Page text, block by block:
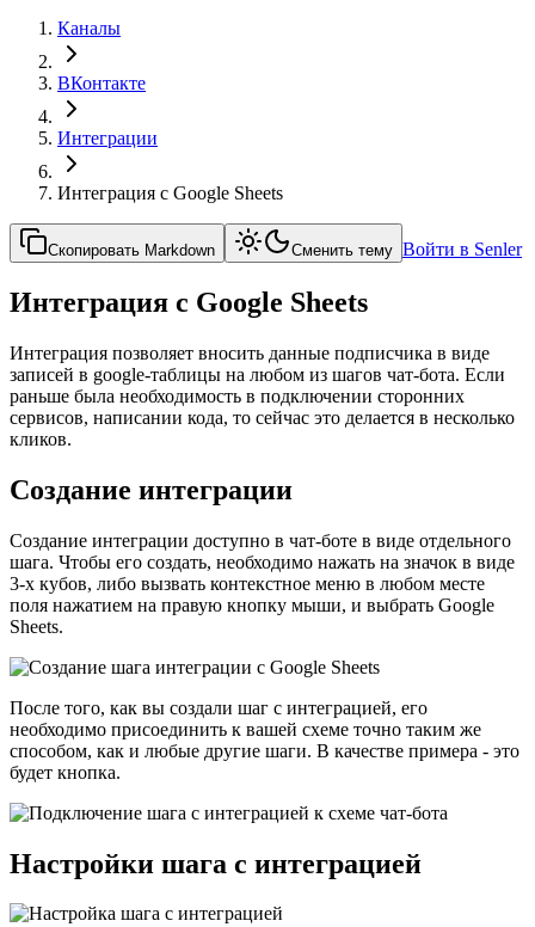
Каналы
ВКонтакте
Интеграции
Интеграция с Google Sheets
Скопировать Markdown Сменить тему Войти в Senler
Интеграция с Google Sheets
Интеграция позволяет вносить данные подписчика в виде
записей в google-таблицы на любом из шагов чат-бота. Если
раньше была необходимость в подключении сторонних
сервисов, написании кода, то сейчас это делается в несколько
кликов.
Создание интеграции
Создание интеграции доступно в чат-боте в виде отдельного
шага. Чтобы его создать, необходимо нажать на значок в виде
3-х кубов, либо вызвать контекстное меню в любом месте
поля нажатием на правую кнопку мыши, и выбрать Google
Sheets.
После того, как вы создали шаг с интеграцией, его
необходимо присоединить к вашей схеме точно таким же
способом, как и любые другие шаги. В качестве примера - это
будет кнопка.
Настройки шага с интеграцией